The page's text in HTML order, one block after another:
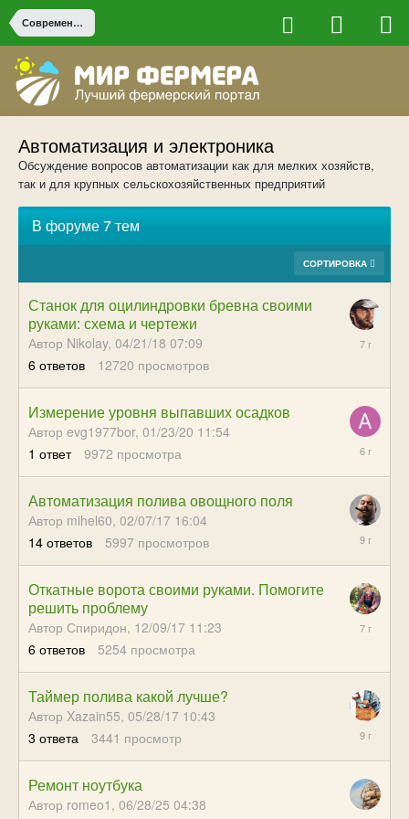
Современные технологии в сельском хозяйстве
Автоматизация и электроника
Обсуждение вопросов автоматизации как для мелких хозяйств,
так и для крупных сельскохозяйственных предприятий
В форуме 7 тем
СОРТИРОВКА
Станок для оцилиндровки бревна своими
руками: схема и чертежи
Автор Nikolay, 04/21/18 07:09
6 ответов 12720 просмотров
09/01/18
Измерение уровня выпавших осадков
Автор evg1977bor, 01/23/20 11:54
1 ответ 9972 просмотра
02/14/20
Автоматизация полива овощного поля
Автор mihel60, 02/07/17 16:04
14 ответов 5997 просмотров
05/28/17
Откатные ворота своими руками. Помогите
решить проблему
Автор Спиридон, 12/09/17 11:23
6 ответов 5254 просмотра
09/12/18
Таймер полива какой лучше?
Автор Xazain55, 05/28/17 10:43
3 ответа 3441 просмотр
07/08/17
Ремонт ноутбука
Автор romeo1, 06/28/25 04:38